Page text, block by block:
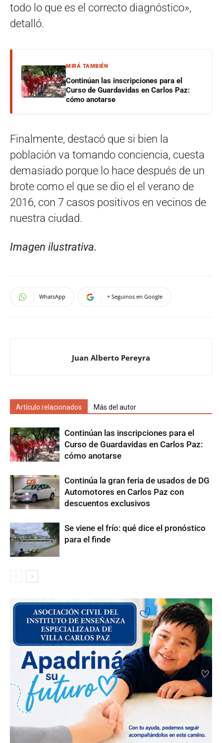
todo lo que es el correcto diagnóstico»,
detalló.
MIRÁ TAMBIÉN
Continúan las inscripciones para el
Curso de Guardavidas en Carlos Paz:
cómo anotarse
Finalmente, destacó que si bien la
población va tomando conciencia, cuesta
demasiado porque lo hace después de un
brote como el que se dio el el verano de
2016, con 7 casos positivos en vecinos de
nuestra ciudad.
Imagen ilustrativa.
WhatsApp + Seguinos en Google
Juan Alberto Pereyra
Artículo relacionados Más del autor
Continúan las inscripciones para el
Curso de Guardavidas en Carlos Paz:
cómo anotarse
Continúa la gran feria de usados de DG
Automotores en Carlos Paz con
descuentos exclusivos
Se viene el frío: qué dice el pronóstico
para el finde